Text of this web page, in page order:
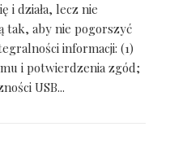
i działa, lecz nie
tak, aby nie pogorszyć
informacji: (1)
i potwierdzenia zgód;
USB...